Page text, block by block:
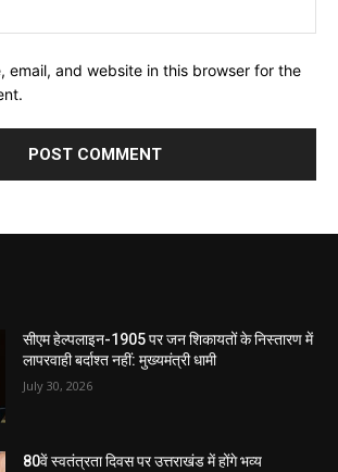
email, and website in this browser for the
सीएम हेल्पलाइन-1905 पर जन शिकायतों के निस्तारण में
लापरवाही बर्दाश्त नहीं: मुख्यमंत्री धामी
July 30, 2026
80वें स्वतंत्रता दिवस पर उत्तराखंड में होंगे भव्य